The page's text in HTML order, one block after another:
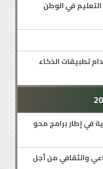
في الوطن
تطبيقات الذكاء
في إطار برامج محو
والثقافي من أجل